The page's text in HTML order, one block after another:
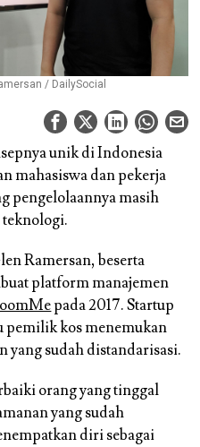
/ DailySocial
unik di Indonesia
mahasiswa dan pekerja
pengelolaannya masih
teknologi.
Ramersan, beserta
platform manajemen
pada 2017. Startup
pemilik kos menemukan
yang sudah distandarisasi.
orang yang tinggal
yang sudah
diri sebagai